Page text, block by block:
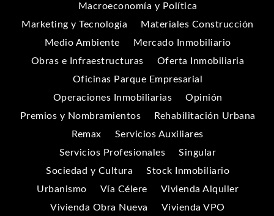
Macroeconomía y Política
Marketing y Tecnología
Materiales Construcción
Medio Ambiente
Mercado Inmobiliario
Obras e Infraestructuras
Oferta Inmobiliaria
Oficinas Parque Empresarial
Operaciones Inmobiliarias
Opinión
Premios y Nombramientos
Rehabilitación Urbana
Remax
Servicios Auxiliares
Servicios Profesionales
Singular
Sociedad y Cultura
Stock Inmobiliario
Urbanismo
Vía Célere
Vivienda Alquiler
Vivienda Obra Nueva
Vivienda VPO